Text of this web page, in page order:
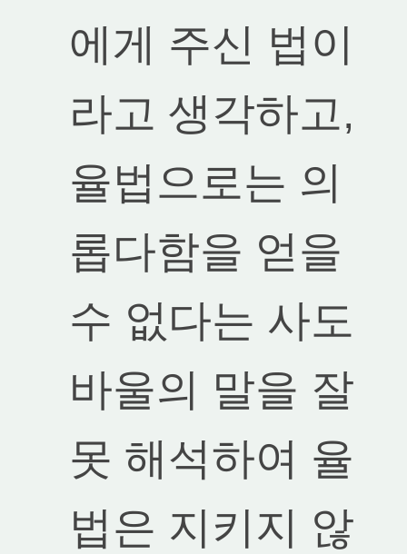
에게 주신 법이
라고 생각하고,
율법으로는 의
롭다함을 얻을
수 없다는 사도
바울의 말을 잘
못 해석하여 율
법은 지키지 않